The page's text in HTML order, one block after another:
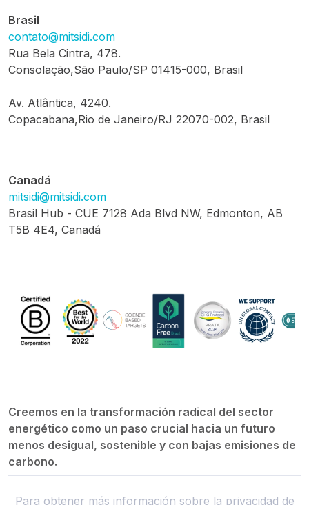
Brasil
contato@mitsidi.com
Rua Bela Cintra, 478.
Consolação,São Paulo/SP 01415-000, Brasil
Av. Atlântica, 4240.
Copacabana,Rio de Janeiro/RJ 22070-002, Brasil
Canadá
mitsidi@mitsidi.com
Brasil Hub - CUE 7128 Ada Blvd NW, Edmonton, AB
T5B 4E4, Canadá
Creemos en la transformación radical del sector
energético como un paso crucial hacia un futuro
menos desigual, sostenible y con bajas emisiones de
carbono.
Para obtener más información sobre la privacidad de